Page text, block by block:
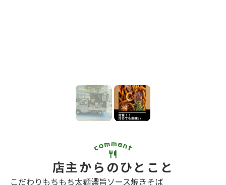
店主からのひとこと
こだわりもちもち太麺濃旨ソース焼きそば